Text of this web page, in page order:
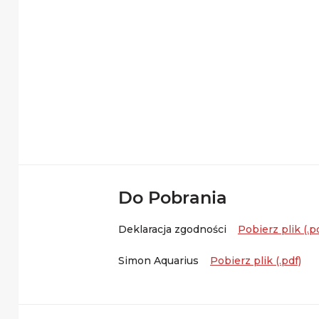
Do Pobrania
Deklaracja zgodności Pobierz plik
Simon Aquarius Pobierz plik (.pdf)